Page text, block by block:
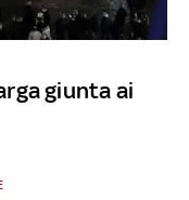
giunta ai